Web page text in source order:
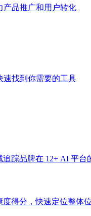
产品推广和用户转化
速找到你需要的工具
踪品牌在 12+ AI 平台
得分，快速定位整体